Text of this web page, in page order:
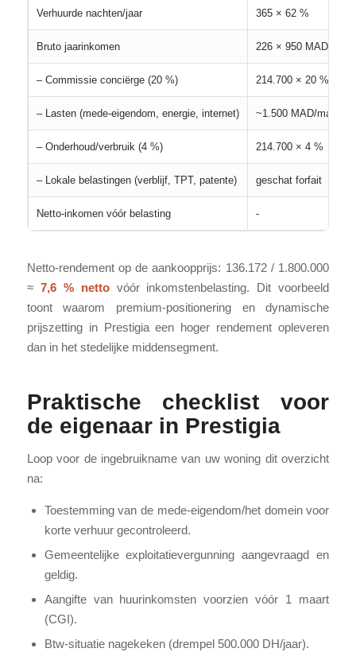
Verhuurde nachten/jaar 365 × 62 %
Bruto jaarinkomen 226 × 950 MAD
– Commissie conciërge (20 %) 214.700 × 20 %
– Lasten (mede-eigendom, energie, internet) ~1.500 MAD/maand
– Onderhoud/verbruik (4 %) 214.700 × 4 %
– Lokale belastingen (verblijf, TPT, patente) geschat forfait
Netto-inkomen vóór belasting -
Netto-rendement op de aankoopprijs: 136.172 / 1.800.000
≈ 7,6 % nettovóór inkomstenbelasting. Dit voorbeeld
toont waarom premium-positionering en dynamische
prijszetting in Prestigia een hoger rendement opleveren
dan in het stedelijke middensegment.
Praktische checklist voor
de eigenaar in Prestigia
Loop voor de ingebruikname van uw woning dit overzicht
na:
Toestemming van de mede-eigendom/het domein voor
korte verhuur gecontroleerd.
Gemeentelijke exploitatievergunning aangevraagd en
geldig.
Aangifte van huurinkomsten voorzien vóór 1 maart
(CGI).
Btw-situatie nagekeken (drempel 500.000 DH/jaar).